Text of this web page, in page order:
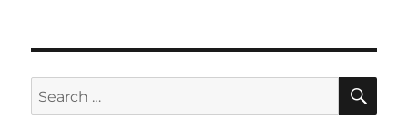
Search
for: